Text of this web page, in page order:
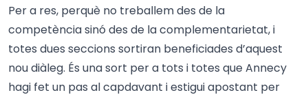
Per a res, perquè no treballem des de la
competència sinó des de la complementarietat, i
totes dues seccions sortiran beneficiades d’aquest
nou diàleg. És una sort per a tots i totes que Annecy
hagi fet un pas al capdavant i estigui apostant per